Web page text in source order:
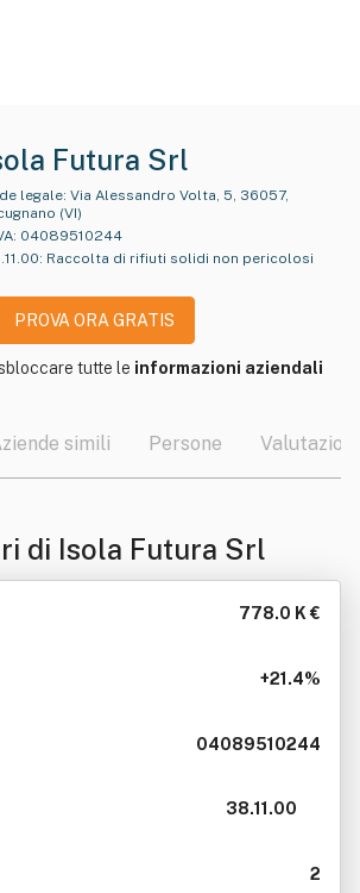
Futura Srl
legale:
(VI)
04089510244
: Raccolta di rifiuti solidi non pericolosi
PROVA ORA GRATIS
tutte le informazioni aziendali
simili Persone Valutazioni
di Isola Futura Srl
778.0 K €
+21.4%
04089510244
38.11.00
2